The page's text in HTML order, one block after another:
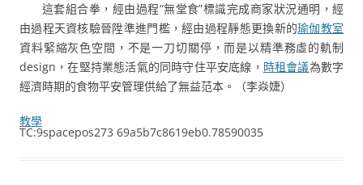
這套組合拳，經由過程“無堂食”標識完成商家狀況通明，經
由過程天資核驗晉陞準進門檻，經由過程靜態更換新的瑜伽教室
資料緊縮灰色空間，不是一刀切關停，而是以精準務虛的軌制
design，在堅持業態活氣的同時守住平安底線， 時租會議為數字
經濟時期的食物平安管理供給了無益范本。（李焱婕）
教學
TC:9spacepos273 69a5b7c8619eb0.78590035